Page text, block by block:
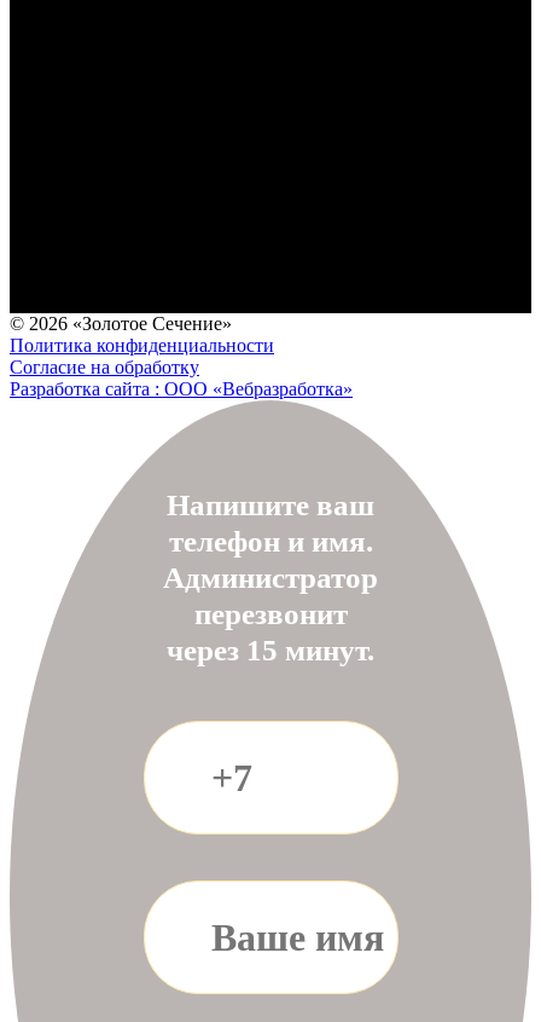
© 2026 «Золотое Сечение»
Политика конфиденциальности
Согласие на обработку
Разработка сайта : ООО «Вебразработка»
Напишите ваш
телефон и имя.
Администратор
перезвонит
через 15 минут.